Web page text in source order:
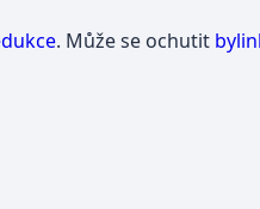
. Může se ochutit